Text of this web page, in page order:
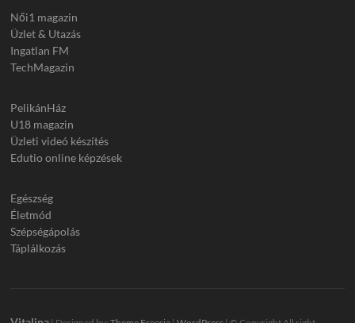
Női1 magazin
Üzlet & Utazás
Ingatlan FM
TechMagazin
PelikánHáz
U18 magazin
Üzleti videó készítés
Edutio online képzések
Egészség
Életmód
Szépségápolás
Táplálkozás